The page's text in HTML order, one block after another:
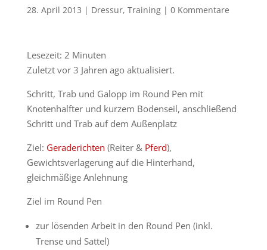
28. April 2013 | Dressur, Training| 0 Kommentare
Lesezeit: 2 Minuten
Zuletzt vor 3 Jahren ago aktualisiert.
Schritt, Trab und Galopp im Round Pen mit
Knotenhalfter und kurzem Bodenseil, anschließend
Schritt und Trab auf dem Außenplatz
Ziel: Geraderichten (Reiter & Pferd),
Gewichtsverlagerung auf die Hinterhand,
gleichmäßige Anlehnung
Ziel im Round Pen
zur lösenden Arbeit in den Round Pen (inkl.
Trense und Sattel)